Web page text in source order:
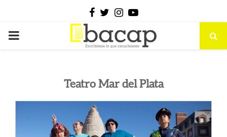
Facebook
Twitter
Instagram
Youtube
PRIMARY
Teatro Mar del Plata